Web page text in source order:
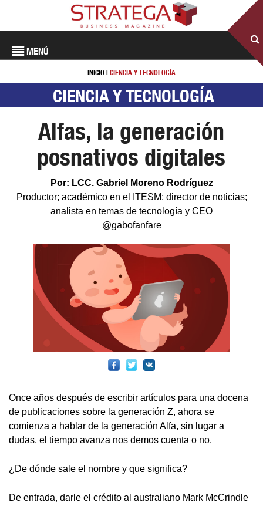
MENÚ
INICIO | CIENCIA Y TECNOLOGÍA
CIENCIA Y TECNOLOGÍA
Alfas, la generación
posnativos digitales
Por: LCC. Gabriel Moreno Rodríguez
Productor; académico en el ITESM; director de noticias;
analista en temas de tecnología y CEO
@gabofanfare
Once años después de escribir artículos para una docena
de publicaciones sobre la generación Z, ahora se
comienza a hablar de la generación Alfa, sin lugar a
dudas, el tiempo avanza nos demos cuenta o no.
¿De dónde sale el nombre y que significa?
De entrada, darle el crédito al australiano Mark McCrindle